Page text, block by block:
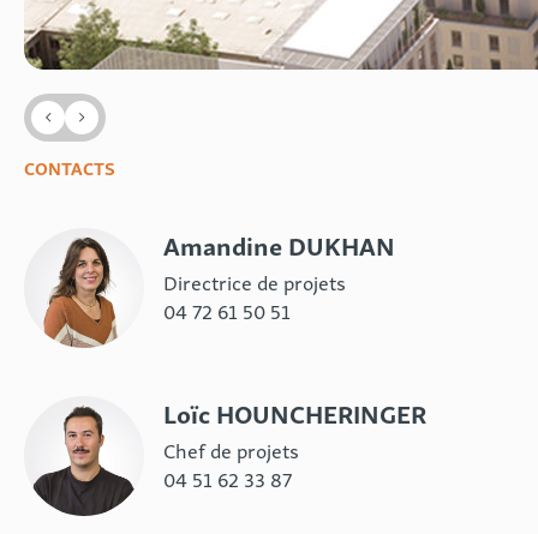
CONTACTS
Amandine DUKHAN
Directrice de projets
04 72 61 50 51
Loïc HOUNCHERINGER
Chef de projets
04 51 62 33 87